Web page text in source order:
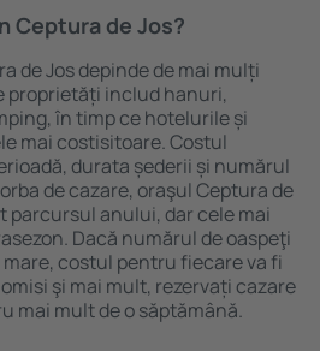
Ceptura de Jos?
de Jos depinde de mai mulți
proprietăți includ hanuri,
în timp ce hotelurile și
mai costisitoare. Costul
durata șederii și numărul
de cazare, oraşul Ceptura de
parcursul anului, dar cele mai
Dacă numărul de oaspeţi
costul pentru fiecare va fi
şi mai mult, rezervați cazare
mai mult de o săptămână.